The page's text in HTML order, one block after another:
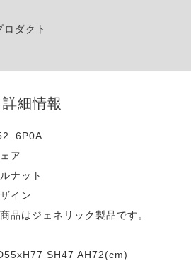
ダクト
詳細情報
ア
ナット
イン
品はジェネリック製品です。
SH47 AH72(cm)